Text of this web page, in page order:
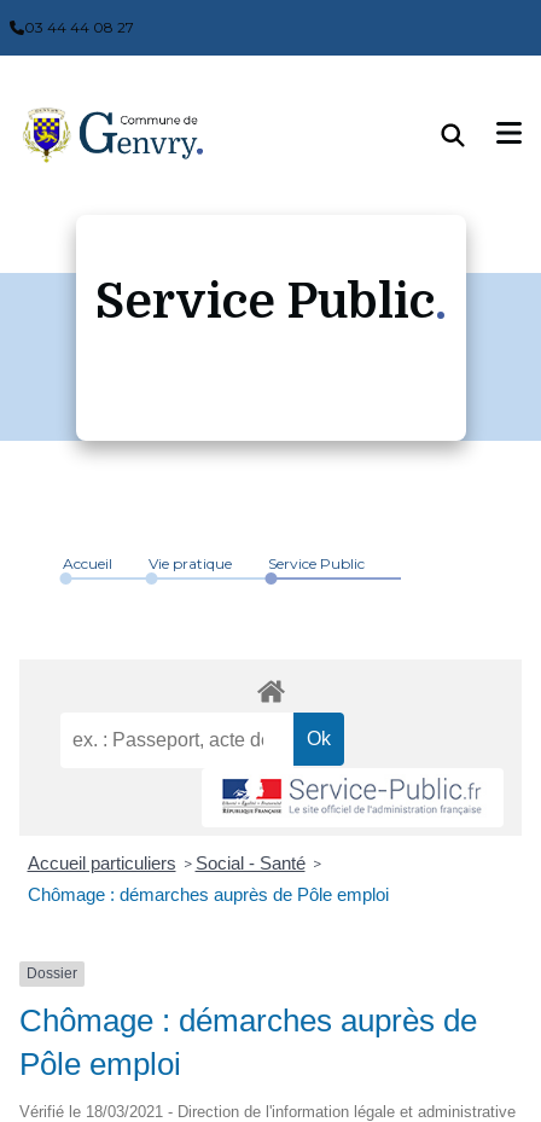
03 44 44 08 27
Service Public
Accueil Vie pratique Service Public
Accueil particuliers > Social - Santé >
Chômage : démarches auprès de Pôle emploi
Dossier
Chômage : démarches auprès de
Pôle emploi
Vérifié le 18/03/2021 - Direction de l'information légale et administrative
Panneau de gestion des cookies